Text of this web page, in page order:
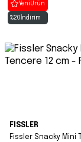
Yeni Ürün
%20 İndirim
FISSLER
Fissler Snacky Mini